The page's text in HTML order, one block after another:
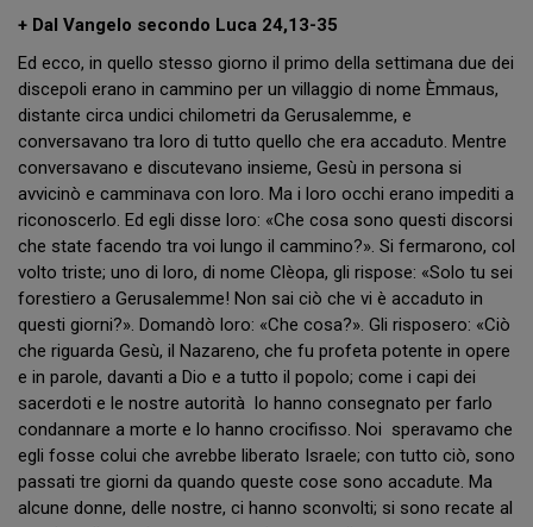
+ Dal Vangelo secondo Luca 24,13-35
Ed ecco, in quello stesso giorno il primo della settimana due dei
discepoli erano in cammino per un villaggio di nome Èmmaus,
distante circa undici chilometri da Gerusalemme, e
conversavano tra loro di tutto quello che era accaduto. Mentre
conversavano e discutevano insieme, Gesù in persona si
avvicinò e camminava con loro. Ma i loro occhi erano impediti a
riconoscerlo. Ed egli disse loro: «Che cosa sono questi discorsi
che state facendo tra voi lungo il cammino?». Si fermarono, col
volto triste; uno di loro, di nome Clèopa, gli rispose: «Solo tu sei
forestiero a Gerusalemme! Non sai ciò che vi è accaduto in
questi giorni?». Domandò loro: «Che cosa?». Gli risposero: «Ciò
che riguarda Gesù, il Nazareno, che fu profeta potente in opere
e in parole, davanti a Dio e a tutto il popolo; come i capi dei
sacerdoti e le nostre autorità lo hanno consegnato per farlo
condannare a morte e lo hanno crocifisso. Noi speravamo che
egli fosse colui che avrebbe liberato Israele; con tutto ciò, sono
passati tre giorni da quando queste cose sono accadute. Ma
alcune donne, delle nostre, ci hanno sconvolti; si sono recate al